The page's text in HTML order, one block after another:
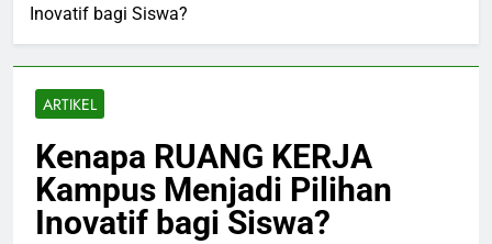
Inovatif bagi Siswa?
ARTIKEL
Kenapa RUANG KERJA
Kampus Menjadi Pilihan
Inovatif bagi Siswa?